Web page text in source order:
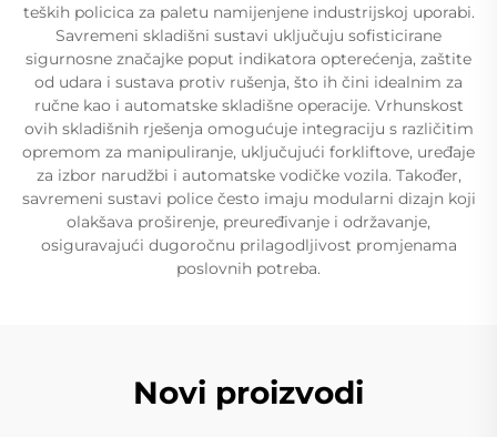
teških policica za paletu namijenjene industrijskoj uporabi.
Savremeni skladišni sustavi uključuju sofisticirane
sigurnosne značajke poput indikatora opterećenja, zaštite
od udara i sustava protiv rušenja, što ih čini idealnim za
ručne kao i automatske skladišne operacije. Vrhunskost
ovih skladišnih rješenja omogućuje integraciju s različitim
opremom za manipuliranje, uključujući forkliftove, uređaje
za izbor narudžbi i automatske vodičke vozila. Također,
savremeni sustavi police često imaju modularni dizajn koji
olakšava proširenje, preuređivanje i održavanje,
osiguravajući dugoročnu prilagodljivost promjenama
poslovnih potreba.
Novi proizvodi